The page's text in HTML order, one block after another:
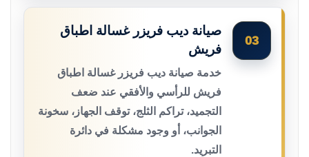
03
صيانة ديب فريزر غسالة اطباق
فريش
خدمة صيانة ديب فريزر غسالة اطباق
فريش للرأسي والأفقي عند ضعف
التجميد، تراكم الثلج، توقف الجهاز، سخونة
الجوانب، أو وجود مشكلة في دائرة
التبريد.